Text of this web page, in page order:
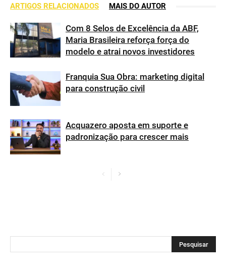
ARTIGOS RELACIONADOS MAIS DO AUTOR
Com 8 Selos de Excelência da ABF,
Maria Brasileira reforça força do
modelo e atrai novos investidores
Franquia Sua Obra: marketing digital
para construção civil
Acquazero aposta em suporte e
padronização para crescer mais